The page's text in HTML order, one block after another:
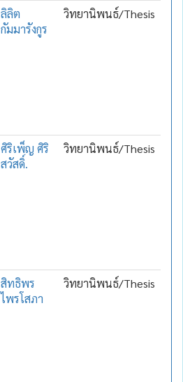
ลิลิต
กัมมารังกูร
วิทยานิพนธ์/Thesis
ศิริเพ็ญ ศิริ
สวัสดิ์.
วิทยานิพนธ์/Thesis
สิทธิพร
ไพรโสภา
วิทยานิพนธ์/Thesis